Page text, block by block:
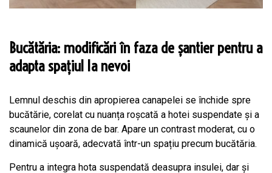
Bucătăria: modificări în faza de șantier pentru a
adapta spațiul la nevoi
Lemnul deschis din apropierea canapelei se închide spre
bucătărie, corelat cu nuanța roșcată a hotei suspendate și a
scaunelor din zona de bar. Apare un contrast moderat, cu o
dinamică ușoară, adecvată într-un spațiu precum bucătăria.
Pentru a integra hota suspendată deasupra insulei, dar și